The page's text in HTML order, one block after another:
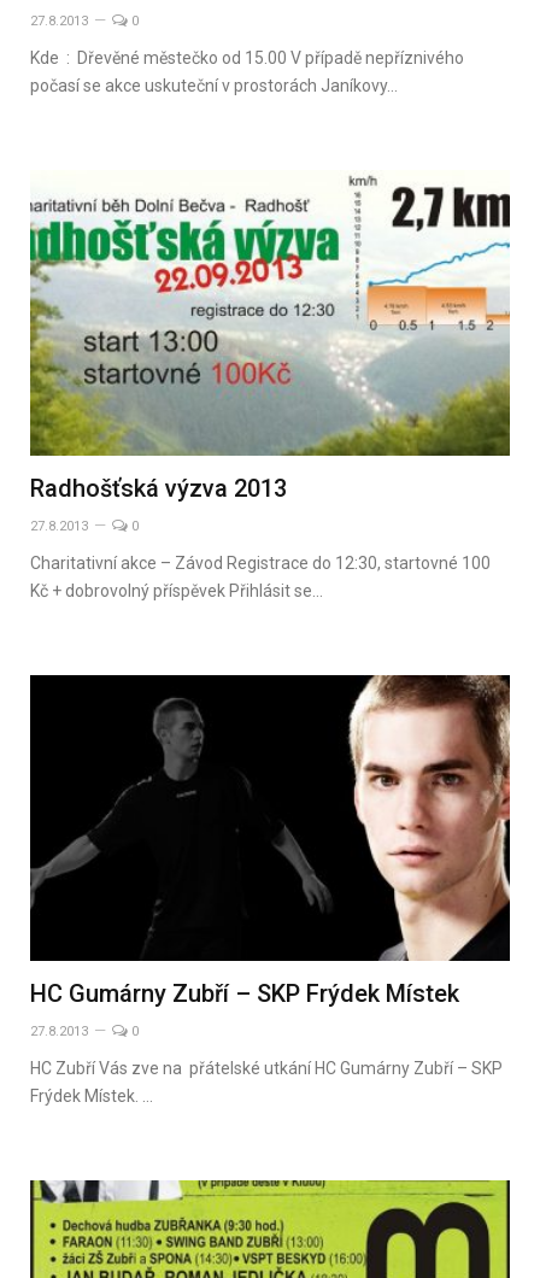
27.8.2013 0
Kde : Dřevěné městečko od 15.00 V případě nepříznivého
počasí se akce uskuteční v prostorách Janíkovy…
Radhošťská výzva 2013
27.8.2013 0
Charitativní akce – Závod Registrace do 12:30, startovné 100
Kč + dobrovolný příspěvek Přihlásit se…
HC Gumárny Zubří – SKP Frýdek Místek
27.8.2013 0
HC Zubří Vás zve na přátelské utkání HC Gumárny Zubří – SKP
Frýdek Místek. …